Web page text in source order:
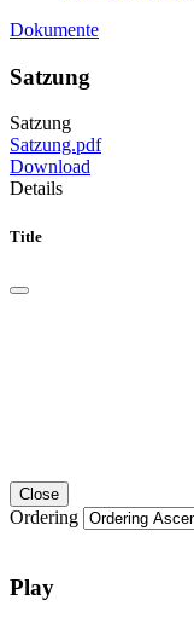
Dokumente
Satzung
Satzung
Satzung.pdf
Download
Details
Title
Close
Ordering
Play